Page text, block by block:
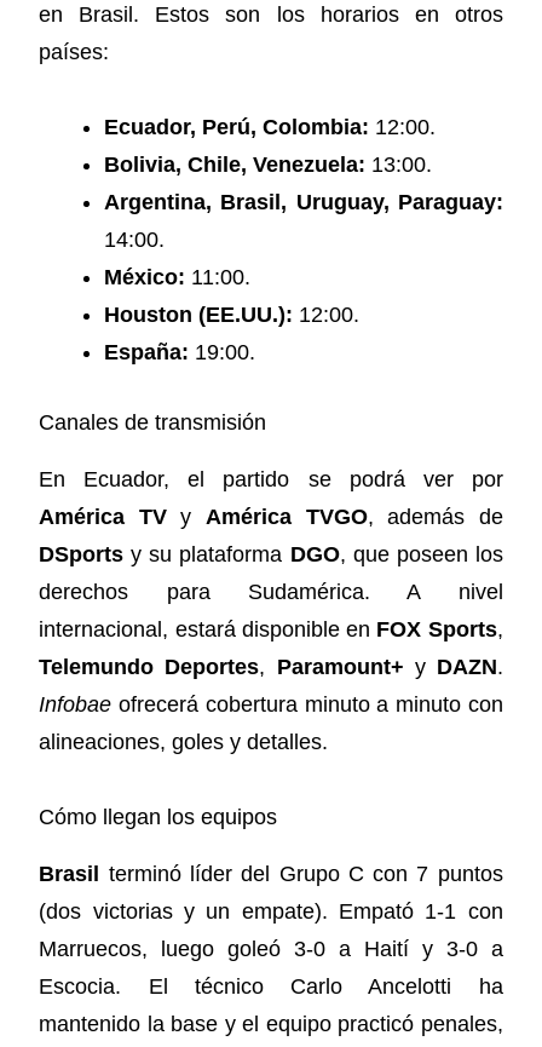
en Brasil. Estos son los horarios en otros
países:
Ecuador, Perú, Colombia: 12:00.
Bolivia, Chile, Venezuela: 13:00.
Argentina, Brasil, Uruguay, Paraguay:
14:00.
México: 11:00.
Houston (EE.UU.): 12:00.
España: 19:00.
Canales de transmisión
En Ecuador, el partido se podrá ver por
América TVy América TVGO, además de
DSports y su plataforma DGO, que poseen los
derechos para Sudamérica. A nivel
internacional, estará disponible en FOX Sports,
Telemundo Deportes, Paramount+ y DAZN.
Infobae ofrecerá cobertura minuto a minuto con
alineaciones, goles y detalles.
Cómo llegan los equipos
Brasil terminó líder del Grupo C con 7 puntos
(dos victorias y un empate). Empató 1-1 con
Marruecos, luego goleó 3-0 a Haití y 3-0 a
Escocia. El técnico Carlo Ancelotti ha
mantenido la base y el equipo practicó penales,